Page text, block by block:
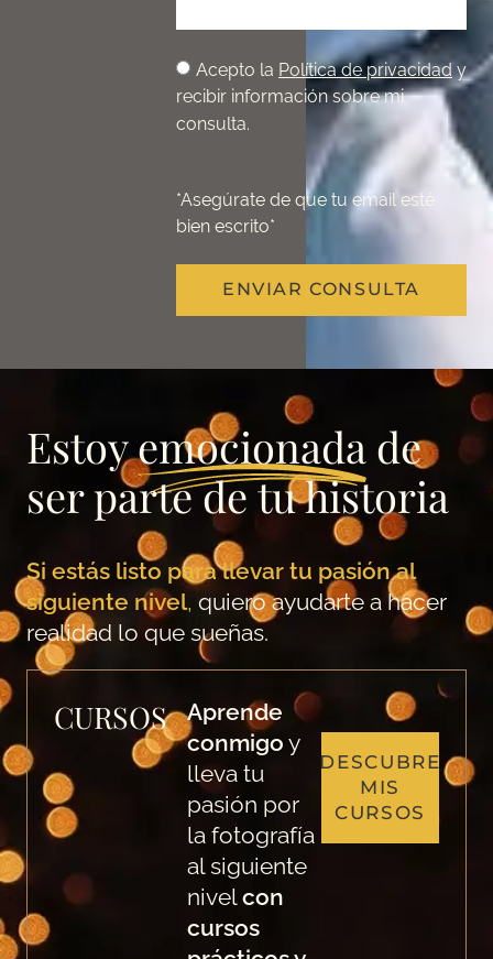
Acepto la Política de privacidad y
recibir información sobre mi
consulta.
*Asegúrate de que tu email esté
bien escrito*
ENVIAR CONSULTA
Estoyemocionadade
ser parte de tu historia
Si estás listo para llevar tu pasión al
siguiente nivel, quiero ayudarte a hacer
realidad lo que sueñas.
CURSOS
Aprende
conmigo y
lleva tu
pasión por
la fotografía
al siguiente
nivelcon
cursos
DESCUBRE
MIS
CURSOS